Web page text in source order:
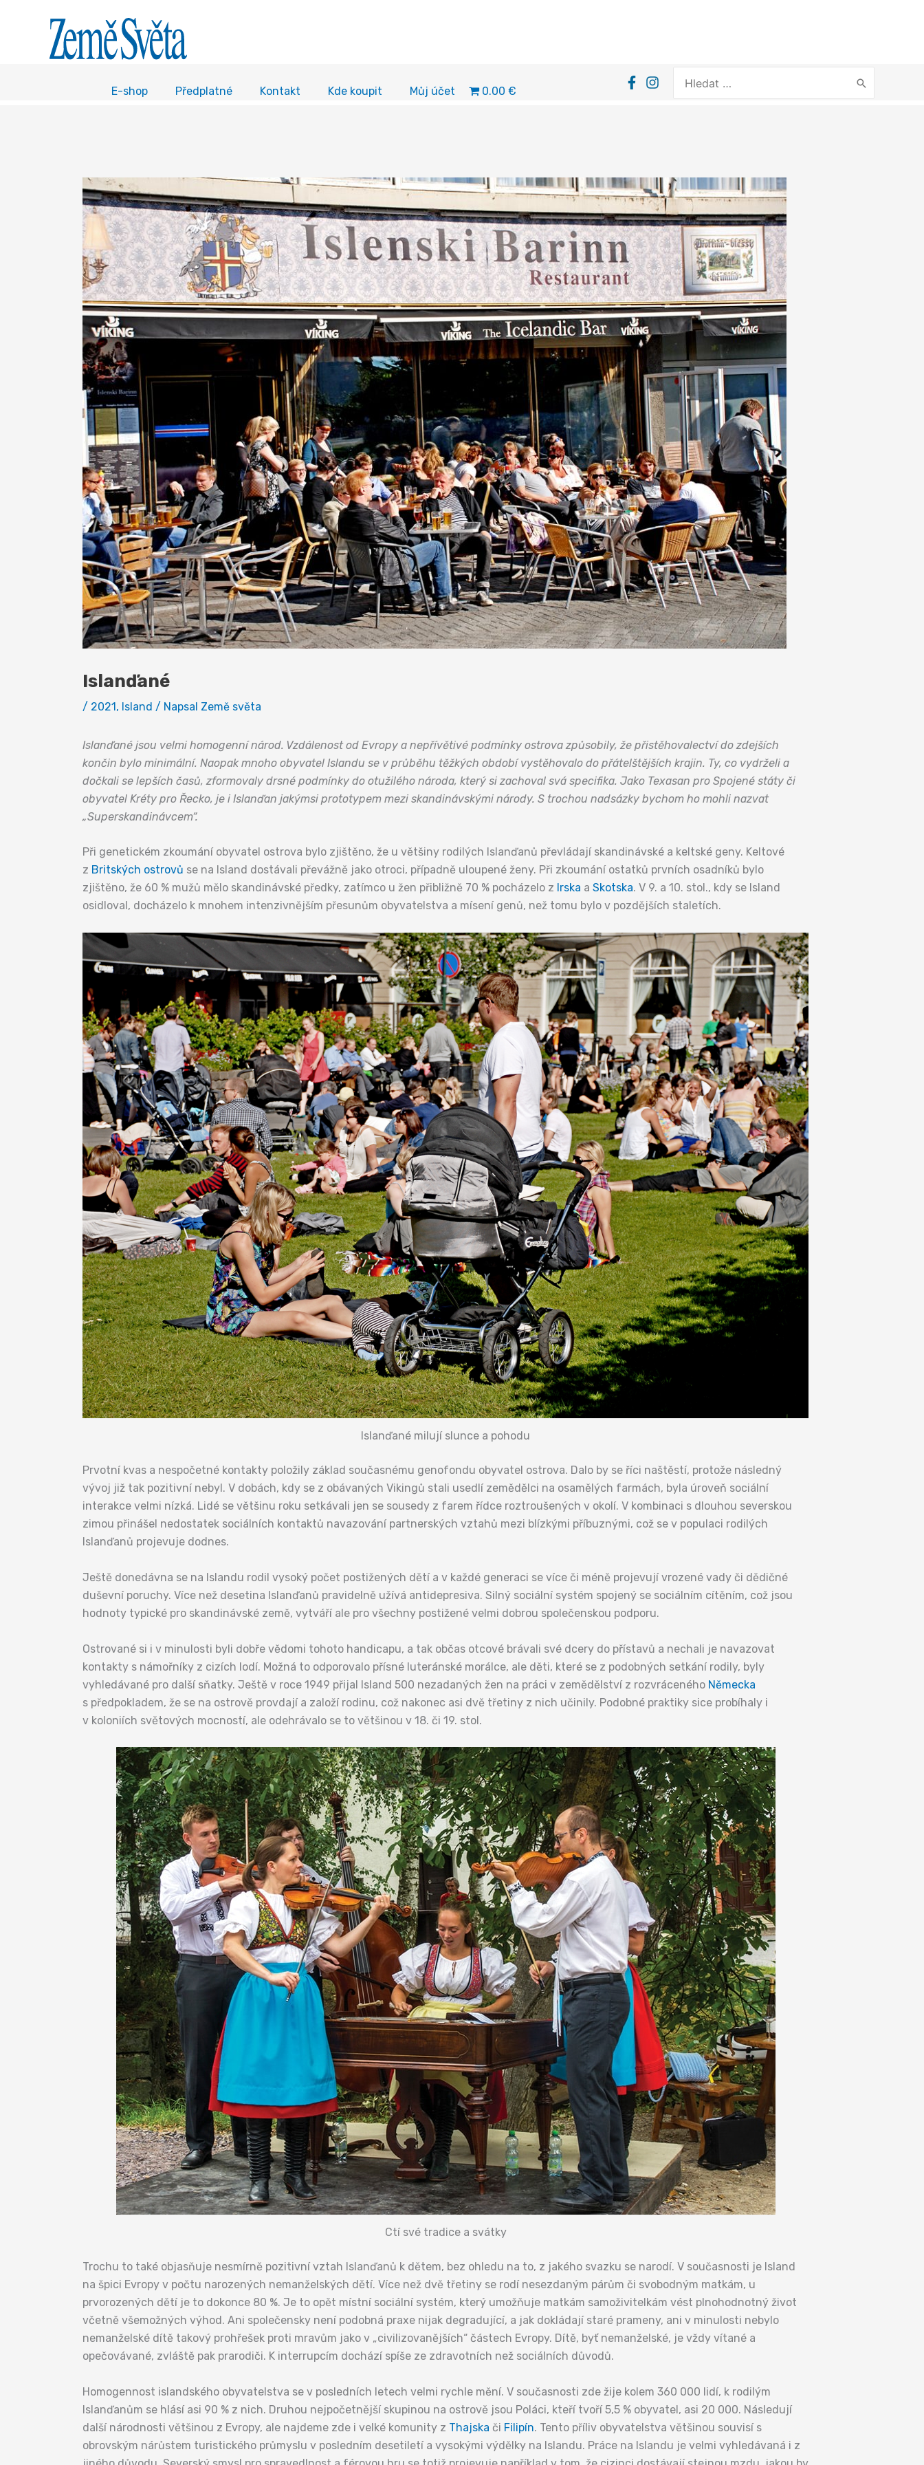
E-shop Předplatné Kontakt Kde koupit Můj účet 0.00 €
for:
Islanďané
/ 2021, Island / Napsal Země světa
Islanďané jsou velmi homogenní národ. Vzdálenost od Evropy a nepřívětivé podmínky ostrova způsobily, že přistěhovalectví do zdejších
končin bylo minimální. Naopak mnoho obyvatel Islandu se v průběhu těžkých období vystěhovalo do přátelštějších krajin. Ty, co vydrželi a
dočkali se lepších časů, zformovaly drsné podmínky do otužilého národa, který si zachoval svá specifika. Jako Texasan pro Spojené státy či
obyvatel Kréty pro Řecko, je i Islanďan jakýmsi prototypem mezi skandinávskými národy. S trochou nadsázky bychom ho mohli nazvat
„Superskandinávcem“.
Při genetickém zkoumání obyvatel ostrova bylo zjištěno, že u většiny rodilých Islanďanů převládají skandinávské a keltské geny. Keltové
z Britských ostrovů se na Island dostávali převážně jako otroci, případně uloupené ženy. Při zkoumání ostatků prvních osadníků bylo
zjištěno, že 60 % mužů mělo skandinávské předky, zatímco u žen přibližně 70 % pocházelo z Irska a Skotska. V 9. a 10. stol., kdy se Island
osidloval, docházelo k mnohem intenzivnějším přesunům obyvatelstva a mísení genů, než tomu bylo v pozdějších staletích.
Islanďané milují slunce a pohodu
Prvotní kvas a nespočetné kontakty položily základ současnému genofondu obyvatel ostrova. Dalo by se říci naštěstí, protože následný
vývoj již tak pozitivní nebyl. V dobách, kdy se z obávaných Vikingů stali usedlí zemědělci na osamělých farmách, byla úroveň sociální
interakce velmi nízká. Lidé se většinu roku setkávali jen se sousedy z farem řídce roztroušených v okolí. V kombinaci s dlouhou severskou
zimou přinášel nedostatek sociálních kontaktů navazování partnerských vztahů mezi blízkými příbuznými, což se v populaci rodilých
Islanďanů projevuje dodnes.
Ještě donedávna se na Islandu rodil vysoký počet postižených dětí a v každé generaci se více či méně projevují vrozené vady či dědičné
duševní poruchy. Více než desetina Islanďanů pravidelně užívá antidepresiva. Silný sociální systém spojený se sociálním cítěním, což jsou
hodnoty typické pro skandinávské země, vytváří ale pro všechny postižené velmi dobrou společenskou podporu.
Ostrované si i v minulosti byli dobře vědomi tohoto handicapu, a tak občas otcové brávali své dcery do přístavů a nechali je navazovat
kontakty s námořníky z cizích lodí. Možná to odporovalo přísné luteránské morálce, ale děti, které se z podobných setkání rodily, byly
vyhledávané pro další sňatky. Ještě v roce 1949 přijal Island 500 nezadaných žen na práci v zemědělství z rozvráceného Německa
s předpokladem, že se na ostrově provdají a založí rodinu, což nakonec asi dvě třetiny z nich učinily. Podobné praktiky sice probíhaly i
v koloniích světových mocností, ale odehrávalo se to většinou v 18. či 19. stol.
Ctí své tradice a svátky
Trochu to také objasňuje nesmírně pozitivní vztah Islanďanů k dětem, bez ohledu na to, z jakého svazku se narodí. V současnosti je Island
na špici Evropy v počtu narozených nemanželských dětí. Více než dvě třetiny se rodí nesezdaným párům či svobodným matkám, u
prvorozených dětí je to dokonce 80 %. Je to opět místní sociální systém, který umožňuje matkám samoživitelkám vést plnohodnotný život
včetně všemožných výhod. Ani společensky není podobná praxe nijak degradující, a jak dokládají staré prameny, ani v minulosti nebylo
nemanželské dítě takový prohřešek proti mravům jako v „civilizovanějších“ částech Evropy. Dítě, byť nemanželské, je vždy vítané a
opečovávané, zvláště pak prarodiči. K interrupcím dochází spíše ze zdravotních než sociálních důvodů.
Homogennost islandského obyvatelstva se v posledních letech velmi rychle mění. V současnosti zde žije kolem 360 000 lidí, k rodilým
Islanďanům se hlásí asi 90 % z nich. Druhou nejpočetnější skupinou na ostrově jsou Poláci, kteří tvoří 5,5 % obyvatel, asi 20 000. Následují
další národnosti většinou z Evropy, ale najdeme zde i velké komunity z Thajska či Filipín. Tento příliv obyvatelstva většinou souvisí s
obrovským nárůstem turistického průmyslu v posledním desetiletí a vysokými výdělky na Islandu. Práce na Islandu je velmi vyhledávaná i z